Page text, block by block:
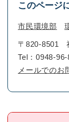
このページ
市民環境部
〒820-8501
Tel：0948-96-
メールでのお